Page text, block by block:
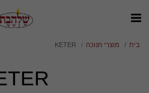
בית מוצרי חנוכה KETER